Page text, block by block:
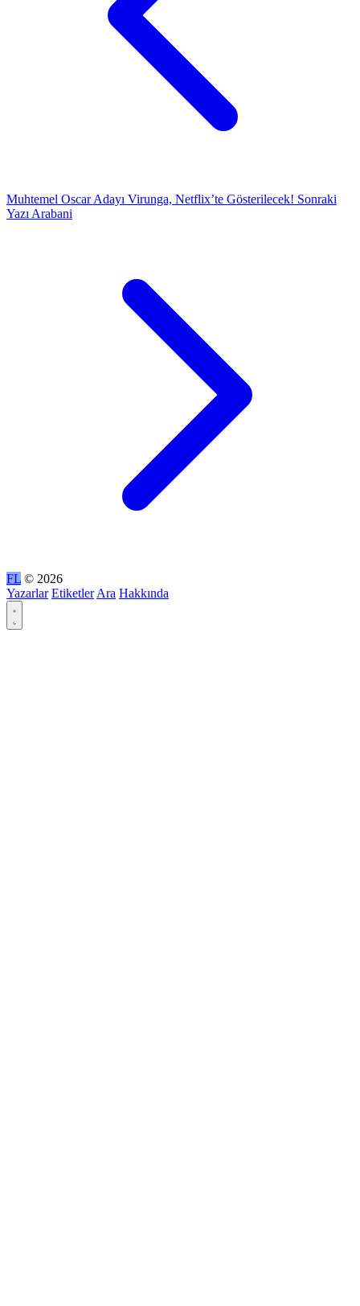
Muhtemel Oscar Adayı Virunga, Netflix’te Gösterilecek! Sonraki
Yazı Arabani
FL © 2026
Yazarlar Etiketler Ara Hakkında